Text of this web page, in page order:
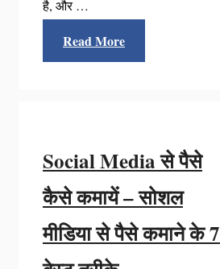
है, और …
Read More
Social Media से पैसे
कैसे कमायें – सोशल
मीडिया से पैसे कमाने के 7